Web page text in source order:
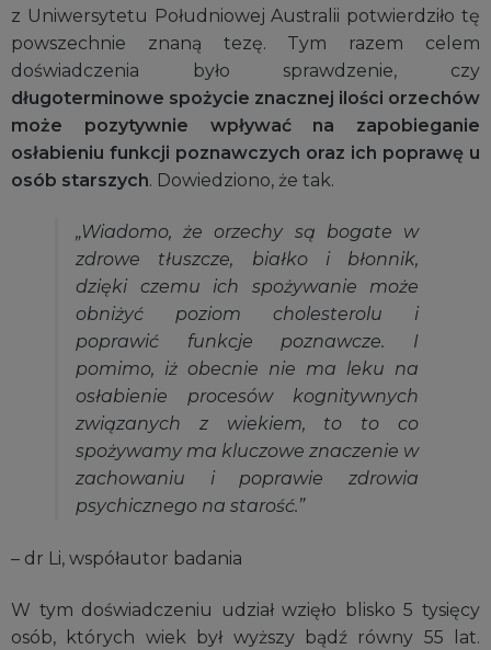
z Uniwersytetu Południowej Australii potwierdziło tę
powszechnie znaną tezę. Tym razem celem
doświadczenia było sprawdzenie, czy
długoterminowe spożycie znacznej ilości orzechów
może pozytywnie wpływać na zapobieganie
osłabieniu funkcji poznawczych oraz ich poprawę u
osób starszych. Dowiedziono, że tak.
„Wiadomo, że orzechy są bogate w
zdrowe tłuszcze, białko i błonnik,
dzięki czemu ich spożywanie może
obniżyć poziom cholesterolu i
poprawić funkcje poznawcze. I
pomimo, iż obecnie nie ma leku na
osłabienie procesów kognitywnych
związanych z wiekiem, to to co
spożywamy ma kluczowe znaczenie w
zachowaniu i poprawie zdrowia
psychicznego na starość.”
– dr Li, współautor badania
W tym doświadczeniu udział wzięło blisko 5 tysięcy
osób, których wiek był wyższy bądź równy 55 lat.